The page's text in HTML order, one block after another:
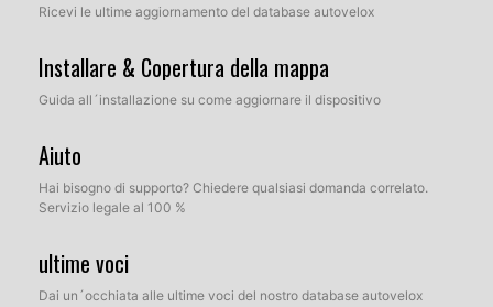
Ricevi le ultime aggiornamento del database autovelox
Installare & Copertura della mappa
Guida all´installazione su come aggiornare il dispositivo
Aiuto
Hai bisogno di supporto? Chiedere qualsiasi domanda correlato.
Servizio legale al 100 %
ultime voci
Dai un´occhiata alle ultime voci del nostro database autovelox